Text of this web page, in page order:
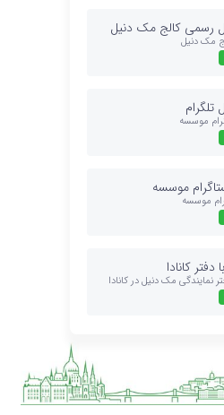
مجارستان
مجارستان
مجارستان
مجارستان
مجارستان
رسمی کالج مک دنیل
مک دنیل
موسسه
موسسه
موسسه
کانادا
نمایندگی مک دنیل در کانادا